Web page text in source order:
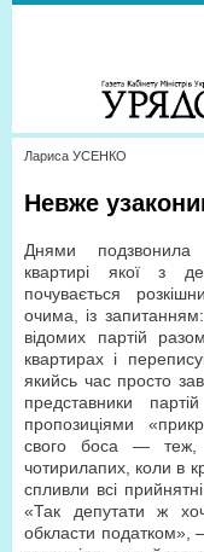
Лариса УСЕНКО
Невже
Днями подзвонила
квартирі якої з
почувається
очима, із
відомих партій
квартирах і
якийсь час просто
представники
пропозиціями
свого боса — теж,
чотирилапих, коли в
спливли всі
«Так депутати ж
обкласти податком»,